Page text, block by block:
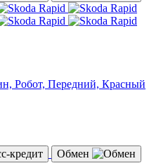
Робот, Передний, Красный
Обмен